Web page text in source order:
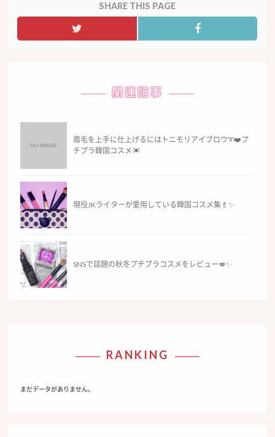
SHARE THIS PAGE
関連記事
眉毛を上手に仕上げるにはトニモリアイブロウ➰❤️プ
チプラ韓国コスメ
現役JKライターが愛用している韓国コスメ集💄✨
SNSで話題の秋冬プチプラコスメをレビュー💋✨
RANKING
まだデータがありません。